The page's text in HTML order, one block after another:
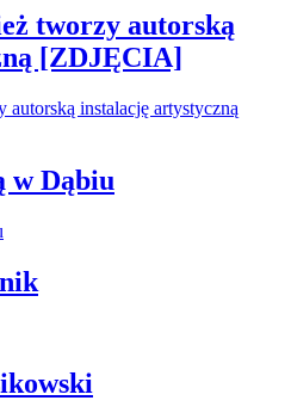
tworzy autorską
[ZDJĘCIA]
w Dąbiu